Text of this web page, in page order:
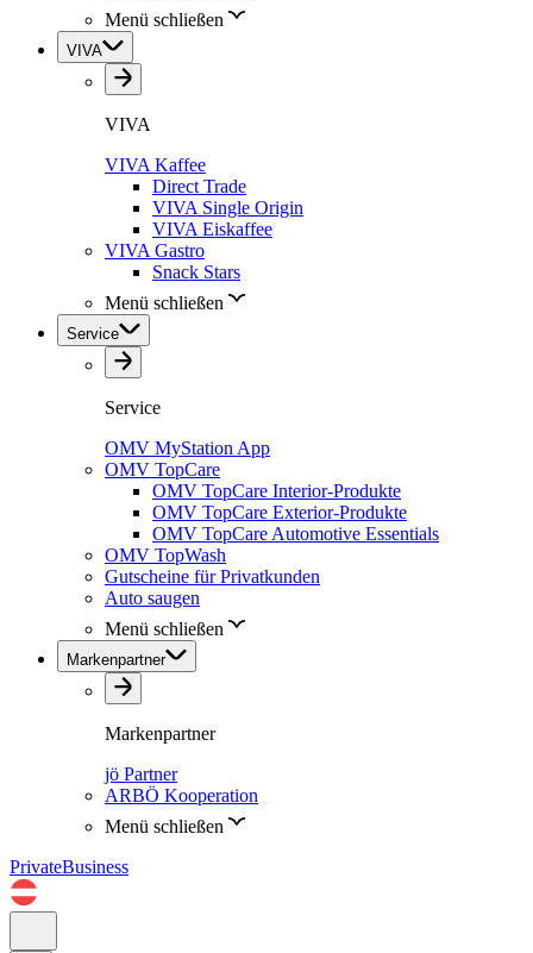
Menü schließen
VIVA
VIVA
VIVA Kaffee
Direct Trade
VIVA Single Origin
VIVA Eiskaffee
VIVA Gastro
Snack Stars
Menü schließen
Service
Service
OMV MyStation App
OMV TopCare
OMV TopCare Interior-Produkte
OMV TopCare Exterior-Produkte
OMV TopCare Automotive Essentials
OMV TopWash
Gutscheine für Privatkunden
Auto saugen
Menü schließen
Markenpartner
Markenpartner
jö Partner
ARBÖ Kooperation
Menü schließen
PrivateBusiness